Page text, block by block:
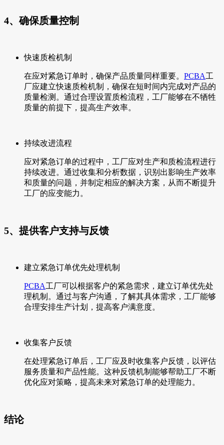
4、确保质量控制
快速质检机制
在应对紧急订单时，确保产品质量同样重要。 PCBA工
厂应建立快速质检机制，确保在短时间内完成对产品的
质量检测。通过合理设置质检流程，工厂能够在不牺牲
质量的前提下，提高生产效率。
持续改进流程
应对紧急订单的过程中，工厂应对生产和质检流程进行
持续改进。通过收集和分析数据，识别出影响生产效率
和质量的问题，并制定相应的解决方案，从而不断提升
工厂的应变能力。
5、提供客户支持与反馈
建立紧急订单优先处理机制
PCBA工厂可以根据客户的紧急需求，建立订单优先处
理机制。通过与客户沟通，了解其具体需求，工厂能够
合理安排生产计划，提高客户满意度。
收集客户反馈
在处理紧急订单后，工厂应及时收集客户反馈，以评估
服务质量和产品性能。这种反馈机制能够帮助工厂不断
优化应对策略，提高未来对紧急订单的处理能力。
结论